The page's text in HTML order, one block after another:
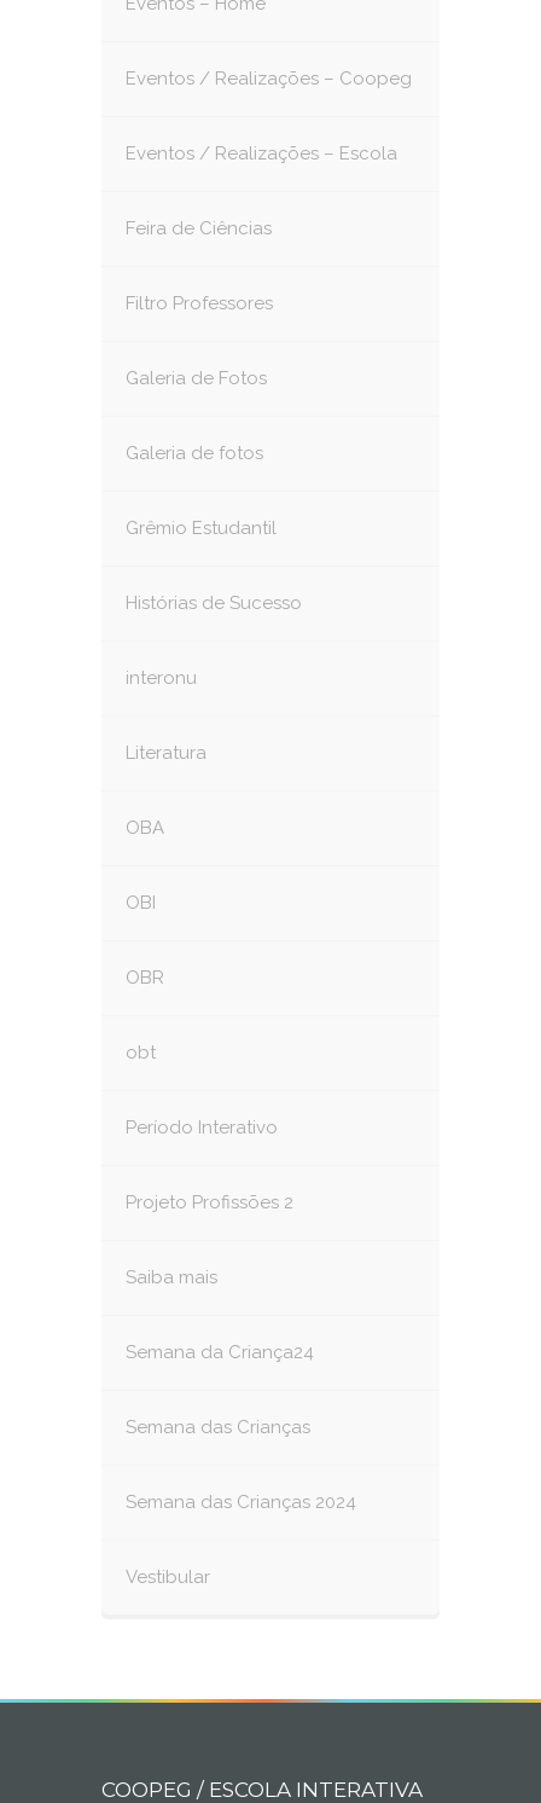
Eventos / Realizações – Coopeg
Eventos / Realizações – Escola
Feira de Ciências
Filtro Professores
Galeria de Fotos
Galeria de fotos
Grêmio Estudantil
Histórias de Sucesso
interonu
Literatura
OBA
OBI
OBR
obt
Período Interativo
Projeto Profissões 2
Saiba mais
Semana da Criança24
Semana das Crianças
Semana das Crianças 2024
Vestibular
COOPEG / ESCOLA INTERATIVA